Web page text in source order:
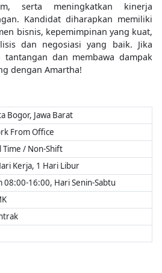
serta meningkatkan kinerja
Kandidat diharapkan memiliki
bisnis, kepemimpinan yang kuat,
dan negosiasi yang baik. Jika
tantangan dan membawa dampak
dengan Amartha!
Bogor, Jawa Barat
From Office
Time / Non-Shift
Kerja, 1 Hari Libur
08:00-16:00, Hari Senin-Sabtu